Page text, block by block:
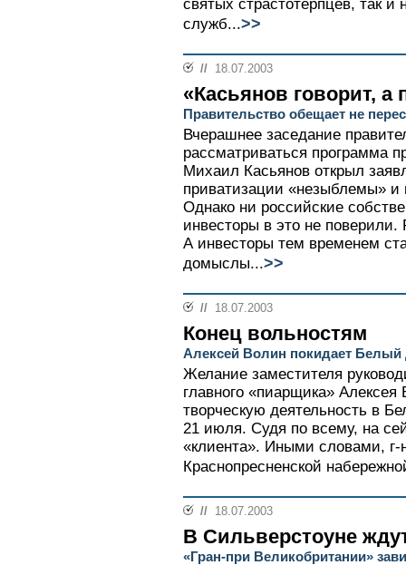
святых страстотерпцев, так и
служб...>>
// 18.07.2003
«Касьянов говорит, а
Правительство обещает не
Вчерашнее заседание
рассматриваться программа
Михаил Касьянов открыл
приватизации «незыблемы» и
Однако ни российские
инвесторы в это не
А инвесторы тем временем
домыслы...>>
// 18.07.2003
Конец вольностям
Алексей Волин покидает
Желание заместителя
главного «пиарщика»
творческую деятельность в
21 июля. Судя по всему, на
«клиента». Иными словами, г-
Краснопресненской
// 18.07.2003
В Сильверстоуне
«Гран-при Великобритании»